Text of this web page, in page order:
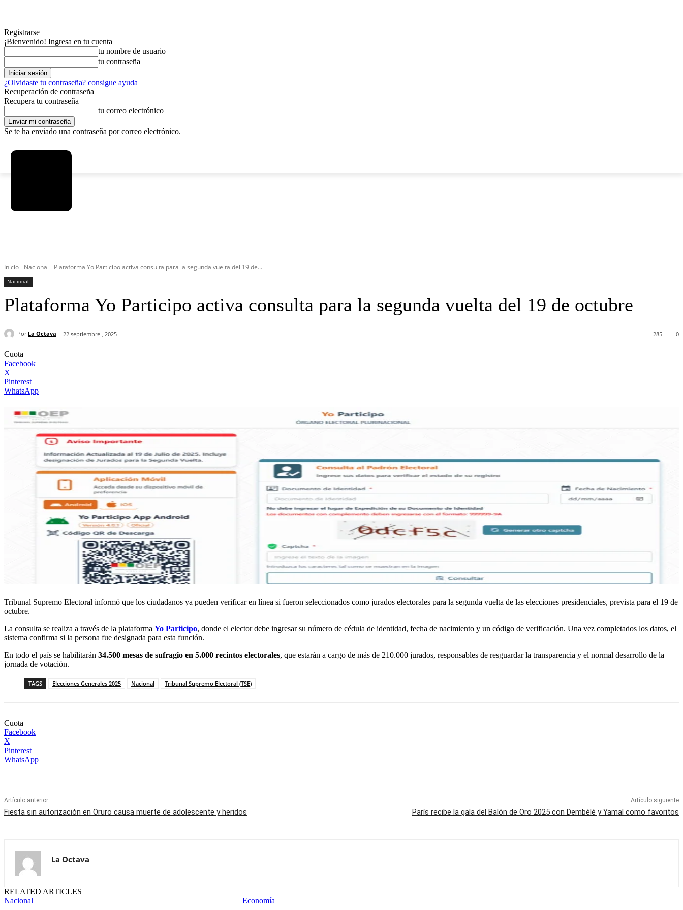
Registrarse
¡Bienvenido! Ingresa en tu cuenta
tu nombre de usuario
tu contraseña
¿Olvidaste tu contraseña? consigue ayuda
Recuperación de contraseña
Recupera tu contraseña
tu correo electrónico
Se te ha enviado una contraseña por correo electrónico.
Inicio Nacional Plataforma Yo Participo activa consulta para la segunda vuelta del 19 de...
Nacional
Plataforma Yo Participo activa consulta para la segunda vuelta del 19 de octubre
Por La Octava 22 septiembre , 2025 0
285
Cuota
Facebook
X
Pinterest
WhatsApp
Tribunal Supremo Electoral informó que los ciudadanos ya pueden verificar en línea si fueron seleccionados como jurados electorales para la segunda vuelta de las elecciones presidenciales, prevista para el 19 de
octubre.
La consulta se realiza a través de la plataforma Yo Participo, donde el elector debe ingresar su número de cédula de identidad, fecha de nacimiento y un código de verificación. Una vez completados los datos, el
sistema confirma si la persona fue designada para esta función.
En todo el país se habilitarán 34.500 mesas de sufragio en 5.000 recintos electorales, que estarán a cargo de más de 210.000 jurados, responsables de resguardar la transparencia y el normal desarrollo de la
jornada de votación.
TAGS Elecciones Generales 2025 Nacional Tribunal Supremo Electoral (TSE)
Cuota
Facebook
X
Pinterest
WhatsApp
Artículo anterior
Fiesta sin autorización en Oruro causa muerte de adolescente y heridos
Artículo siguiente
París recibe la gala del Balón de Oro 2025 con Dembélé y Yamal como favoritos
La Octava
RELATED ARTICLES
Nacional
Economía